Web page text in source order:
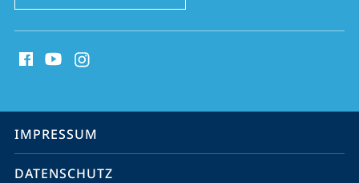
Media
Service-
Navigation
IMPRESSUM
DATENSCHUTZ